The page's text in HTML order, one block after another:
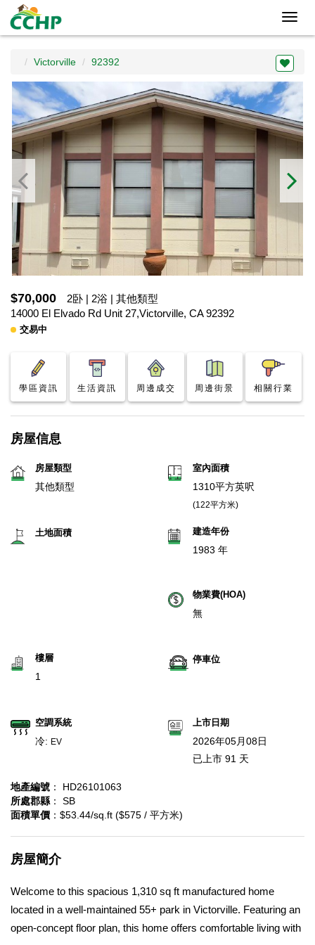
Victorville 92392
$70,000
2卧 | 2浴 | 其他類型
14000 El Elvado Rd Unit 27,Victorville, CA 92392
交易中
學區資訊 生活資訊 周邊成交 周邊街景 相關行業
房屋信息
房屋類型
其他類型
室內面積
1310平方英呎
(122平方米)
土地面積 建造年份
1983 年
物業費(HOA)
無
樓層
1
停車位
空調系統
冷: EV
上市日期
2026年05月08日
已上市 91 天
地產編號 ： HD26101063
所處郡縣 ： SB
面積單價 ：$53.44/sq.ft ($575 / 平方米)
房屋簡介
Welcome to this spacious 1,310 sq ft manufactured home
located in a well-maintained 55+ park in Victorville. Featuring an
open-concept floor plan, this home offers comfortable living with